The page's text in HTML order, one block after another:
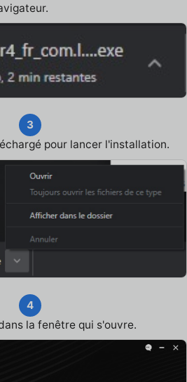
3
pour lancer l'installation.
4
la fenêtre qui s'ouvre.